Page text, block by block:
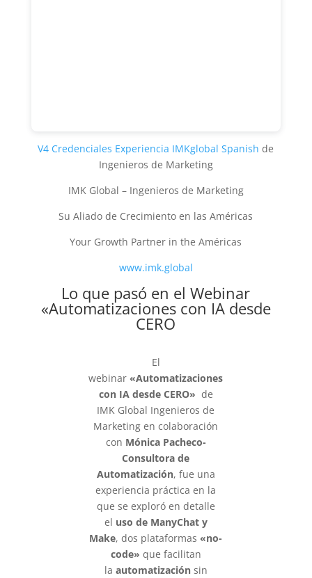
V4 Credenciales Experiencia IMKglobal Spanish de
Ingenieros de Marketing
IMK Global – Ingenieros de Marketing
Su Aliado de Crecimiento en las Américas
Your Growth Partner in the Américas
www.imk.global
Lo que pasó en el Webinar
«Automatizaciones con IA desde
CERO
El
webinar «Automatizaciones
con IA desde CERO» de
IMK Global Ingenieros de
Marketing en colaboración
con Mónica Pacheco-
Consultora de
Automatización, fue una
experiencia práctica en la
que se exploró en detalle
el uso de ManyChat y
Make, dos plataformas «no-
code» que facilitan
la automatizaciónsin